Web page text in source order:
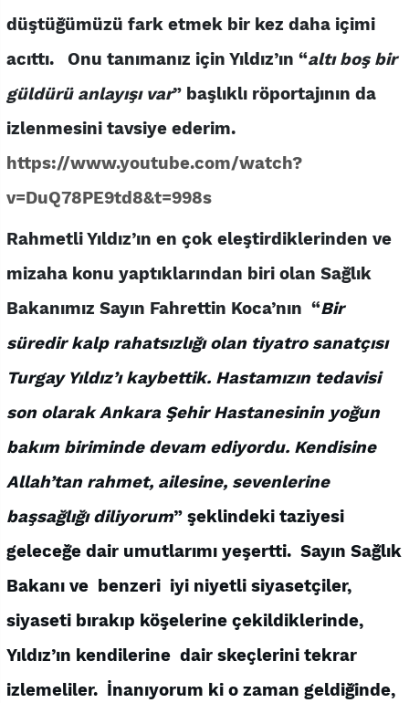
düştüğümüzü fark etmek bir kez daha içimi
acıttı. Onu tanımanız için Yıldız’ın “altı boş bir
güldürü anlayışı var” başlıklı röportajının da
izlenmesini tavsiye ederim.
https://www.youtube.com/watch?
v=DuQ78PE9td8&t=998s
Rahmetli Yıldız’ın en çok eleştirdiklerinden ve
mizaha konu yaptıklarından biri olan Sağlık
Bakanımız Sayın Fahrettin Koca’nın “Bir
süredir kalp rahatsızlığı olan tiyatro sanatçısı
Turgay Yıldız’ı kaybettik. Hastamızın tedavisi
son olarak Ankara Şehir Hastanesinin yoğun
bakım biriminde devam ediyordu. Kendisine
Allah’tan rahmet, ailesine, sevenlerine
başsağlığı diliyorum” şeklindeki taziyesi
geleceğe dair umutlarımı yeşertti. Sayın Sağlık
Bakanı ve benzeri iyi niyetli siyasetçiler,
siyaseti bırakıp köşelerine çekildiklerinde,
Yıldız’ın kendilerine dair skeçlerini tekrar
izlemeliler. İnanıyorum ki o zaman geldiğinde,